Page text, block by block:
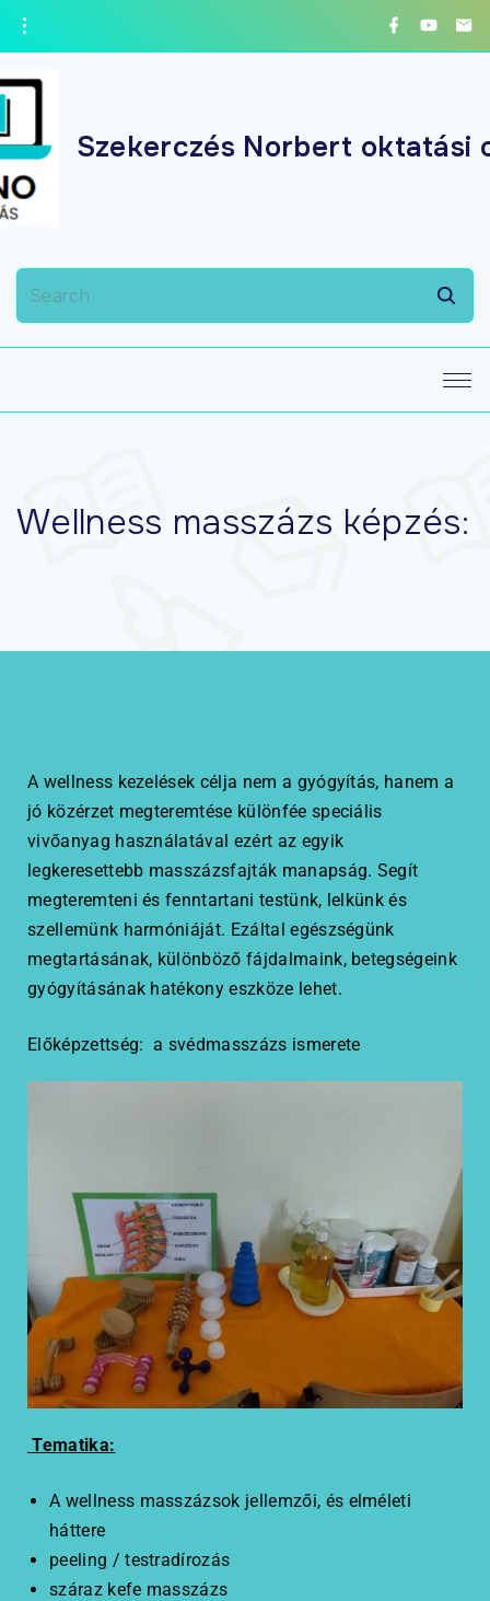
Szekerczés Norbert oktatási
Wellness masszázs képzés:
A wellness kezelések célja nem a gyógyítás, hanem a
jó közérzet megteremtése különfée speciális
vivőanyag használatával ezért az egyik
legkeresettebb masszázsfajták manapság. Segít
megteremteni és fenntartani testünk, lelkünk és
szellemünk harmóniáját. Ezáltal egészségünk
megtartásának, különböző fájdalmaink, betegségeink
gyógyításának hatékony eszköze lehet.
Előképzettség: a svédmasszázs ismerete
Tematika:
A wellness masszázsok jellemzői, és elméleti
háttere
peeling / testradírozás
száraz kefe masszázs